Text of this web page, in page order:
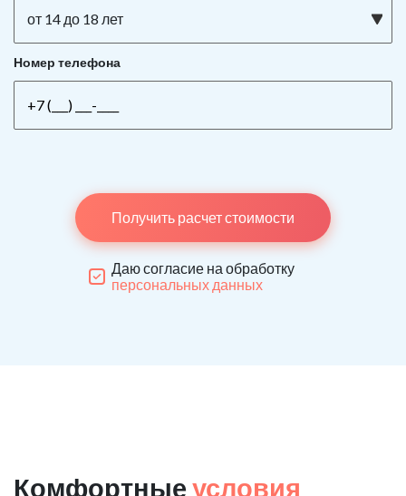
от 14 до 18 лет
Номер телефона
Получить расчет стоимости
Даю согласие на обработку
персональных данных
Комфортные условия